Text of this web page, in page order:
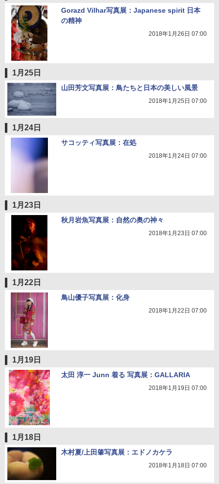
Gorazd Vilhar写真展：Japanese spirit 日本
の精神
2018年1月26日 07:00
1月25日
山田芳文写真展：鳥たちと日本の美しい風景
2018年1月25日 07:00
1月24日
サコッティ写真展：在処
2018年1月24日 07:00
1月23日
秋月岩魚写真展：自然の奥の神々
2018年1月23日 07:00
1月22日
鳥山優子写真展：化身
2018年1月22日 07:00
1月19日
太田 淳一 Junn 着る 写真展：GALLARIA
2018年1月19日 07:00
1月18日
木村夏/上田肇写真展：エドノカケラ
2018年1月18日 07:00